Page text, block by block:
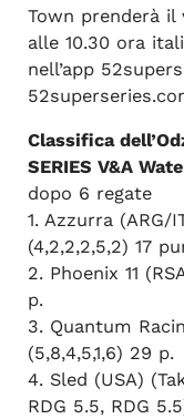
Town prenderà il
alle 10.30 ora
nell’app
Classifica
SERIES V&A
dopo 6 regate
1. Azzurra (ARG/
(4,2,2,2,5,2) 17
2. Phoenix 11
p.
3. Quantum
(5,8,4,5,1,6) 29 p.
4. Sled (USA)
RDG 5.5, RDG